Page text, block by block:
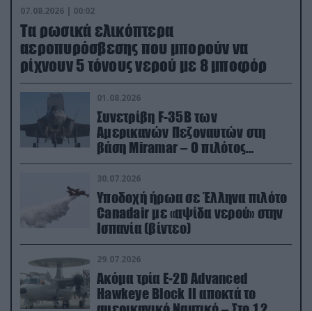
07.08.2026 | 00:02
Τα ρωσικά ελικόπτερα
αεροπυρόσβεσης που μπορούν να
ρίχνουν 5 τόνους νερού με 8 μποφόρ
01.08.2026
Συνετρίβη F-35B των
Αμερικανών Πεζοναυτών στη
βάση Miramar – Ο πιλότος
εκτινάχθηκε εγκαίρως
30.07.2026
Υποδοχή ήρωα σε Έλληνα πιλότο
Canadair με «αψίδα νερού» στην
Ισπανία (βίντεο)
29.07.2026
Ακόμα τρία E-2D Advanced
Hawkeye Block II αποκτά το